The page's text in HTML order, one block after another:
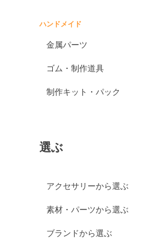
ハンドメイド
金属パーツ
ゴム・制作道具
制作キット・パック
選ぶ
アクセサリーから選ぶ
素材・パーツから選ぶ
ブランドから選ぶ